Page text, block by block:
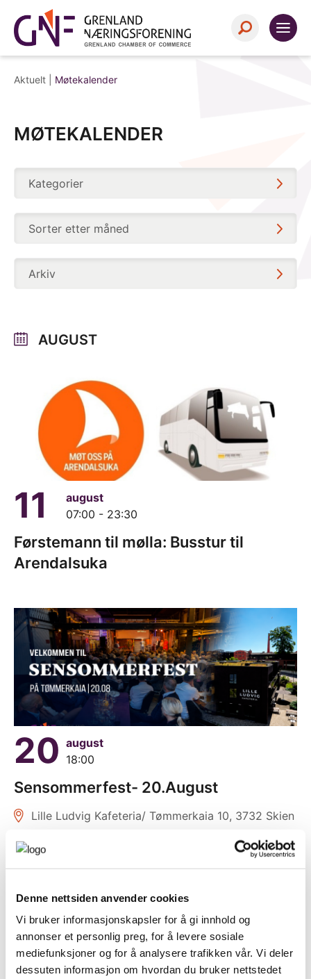
Denne nettsiden anvender cookies
Vi bruker informasjonskapsler for å gi innhold og
annonser et personlig preg, for å levere sosiale
mediefunksjoner og for å analysere trafikken vår. Vi deler
dessuten informasjon om hvordan du bruker nettstedet
Aktuelt | Møtekalender
MØTEKALENDER
Kategorier
Sorter etter måned
Arkiv
AUGUST
11
august
07:00 - 23:30
Førstemann til mølla: Busstur til
Arendalsuka
20 august
18:00
Sensommerfest- 20.August
Lille Ludvig Kafeteria/ Tømmerkaia 10, 3732 Skien